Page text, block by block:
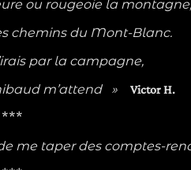
ou rougeoie la montagne,
chemins du Mont-Blanc.
par la campagne,
m’attend
» Victor H.
***
me taper des comptes-